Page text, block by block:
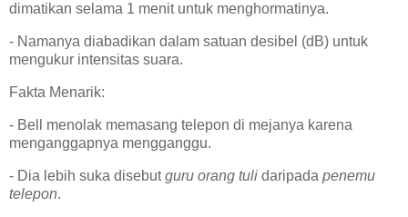
dimatikan selama 1 menit untuk menghormatinya.
- Namanya diabadikan dalam satuan desibel (dB) untuk
mengukur intensitas suara.
Fakta Menarik:
- Bell menolak memasang telepon di mejanya karena
menganggapnya mengganggu.
- Dia lebih suka disebutguru orang tuli daripada penemu
telepon.